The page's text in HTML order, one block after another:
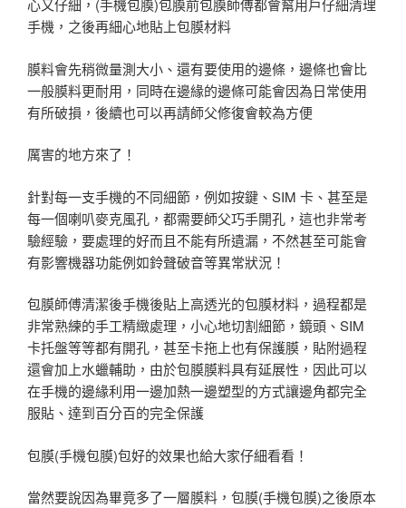
心又仔細，(手機包膜)包膜前包膜師傅都會幫用戶仔細清理
手機，之後再細心地貼上包膜材料
膜料會先稍微量測大小、還有要使用的邊條，邊條也會比
一般膜料更耐用，同時在邊緣的邊條可能會因為日常使用
有所破損，後續也可以再請師父修復會較為方便
厲害的地方來了！
針對每一支手機的不同細節，例如按鍵、SIM 卡、甚至是
每一個喇叭麥克風孔，都需要師父巧手開孔，這也非常考
驗經驗，要處理的好而且不能有所遺漏，不然甚至可能會
有影響機器功能例如鈴聲破音等異常狀況！
包膜師傅清潔後手機後貼上高透光的包膜材料，過程都是
非常熟練的手工精緻處理，小心地切割細節，鏡頭、SIM
卡托盤等等都有開孔，甚至卡拖上也有保護膜，貼附過程
還會加上水蠟輔助，由於包膜膜料具有延展性，因此可以
在手機的邊緣利用一邊加熱一邊塑型的方式讓邊角都完全
服貼、達到百分百的完全保護
包膜(手機包膜)包好的效果也給大家仔細看看！
當然要說因為畢竟多了一層膜料，包膜(手機包膜)之後原本